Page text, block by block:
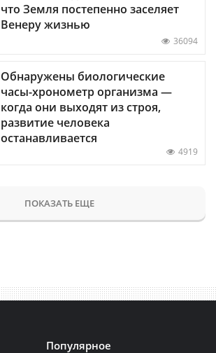
что Земля постепенно заселяет
Венеру жизнью
36094
Обнаружены биологические
часы-хронометр организма —
когда они выходят из строя,
развитие человека
останавливается
4919
ПОКАЗАТЬ ЕЩЕ
Популярное